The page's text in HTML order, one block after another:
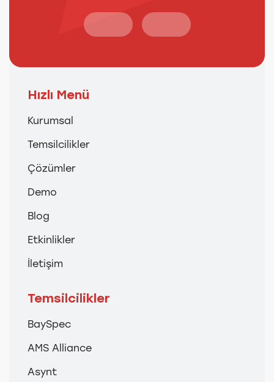
Hızlı Menü
Kurumsal
Temsilcilikler
Çözümler
Demo
Blog
Etkinlikler
İletişim
Temsilcilikler
BaySpec
AMS Alliance
Asynt